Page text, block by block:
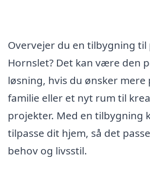
Overvejer du en tilbygning til
Hornslet? Det kan være den
løsning, hvis du ønsker mere
familie eller et nyt rum til
projekter. Med en tilbygning
tilpasse dit hjem, så det
behov og livsstil.